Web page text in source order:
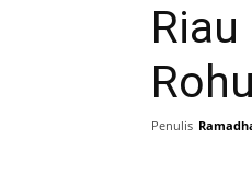
Rohul
Penulis